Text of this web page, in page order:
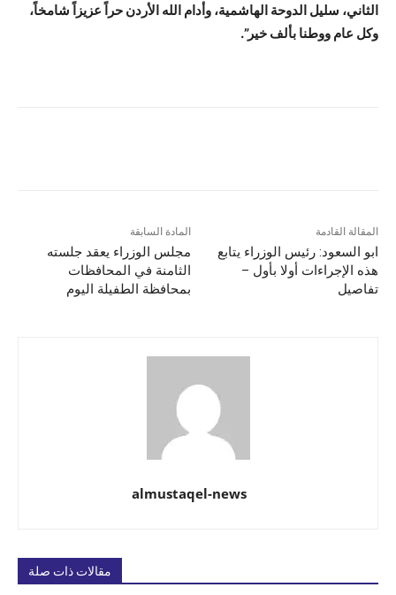
الثاني، سليل الدوحة الهاشمية، وأدام الله الأردن حراً عزيزاً شامخاً،
وكل عام ووطنا بألف خير”.
المادة السابقة
مجلس الوزراء يعقد جلسته
الثامنة في المحافظات
بمحافظة الطفيلة اليوم
المقالة القادمة
ابو السعود: رئيس الوزراء يتابع
هذه الإجراءات أولا بأول –
تفاصيل
almustaqel-news
مقالات ذات صلة